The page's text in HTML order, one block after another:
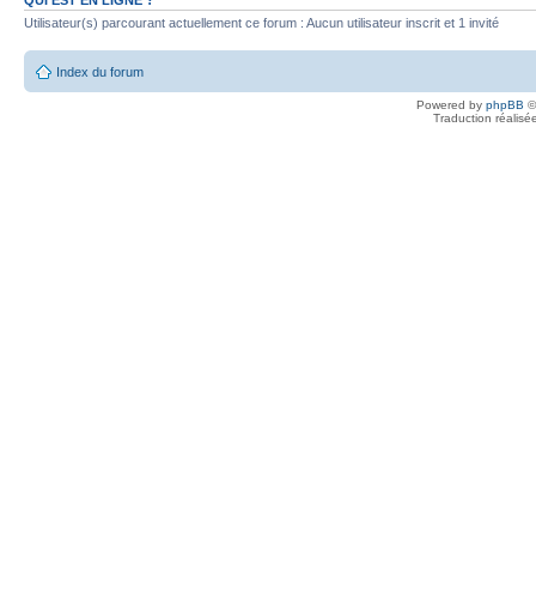
Utilisateur(s) parcourant actuellement ce forum : Aucun utilisateur inscrit et 1 invité
Index du forum
Powered by phpBB
Traduction